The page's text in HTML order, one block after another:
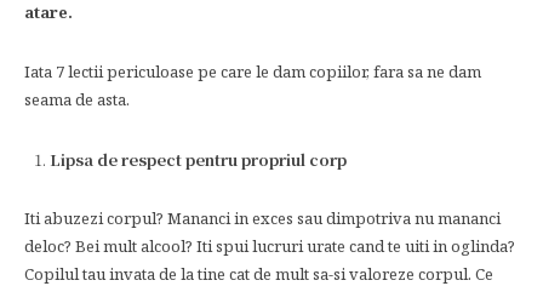
atare.
Iata 7 lectii periculoase pe care le dam copiilor, fara sa ne dam
seama de asta.
Lipsa de respect pentru propriul corp
Iti abuzezi corpul? Mananci in exces sau dimpotriva nu mananci
deloc? Bei mult alcool? Iti spui lucruri urate cand te uiti in oglinda?
Copilul tau invata de la tine cat de mult sa-si valoreze corpul. Ce